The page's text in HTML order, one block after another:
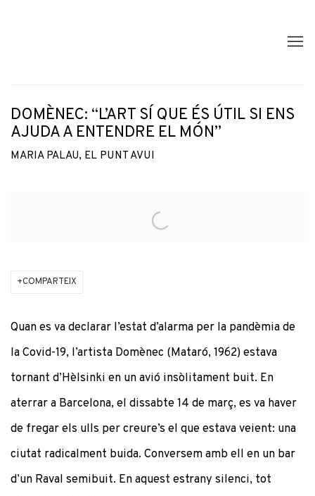
DOMÈNEC: “L’ART SÍ QUE ÉS ÚTIL SI ENS
AJUDA A ENTENDRE EL MÓN”
MARIA PALAU, EL PUNT AVUI
COMPARTEIX
Quan es va declarar l’estat d’alarma per la pandèmia de
la Covid-19, l’artista Domènec (Mataró, 1962) estava
tornant d’Hèlsinki en un avió insòlitament buit. En
aterrar a Barcelona, el dissabte 14 de març, es va haver
de fregar els ulls per creure’s el que estava veient: una
ciutat radicalment buida. Conversem amb ell en un bar
d’un Raval semibuit. En aquest estrany silenci, tot